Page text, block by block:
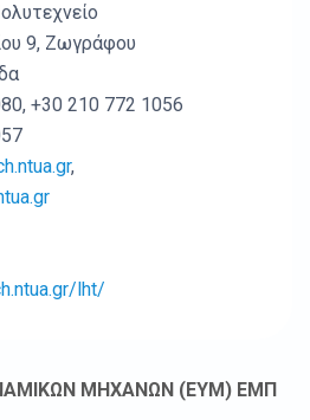
9, Ζωγράφου
+30 210 772 1056
,
lht/
ΜΗΧΑΝΩΝ (ΕΥΜ) ΕΜΠ